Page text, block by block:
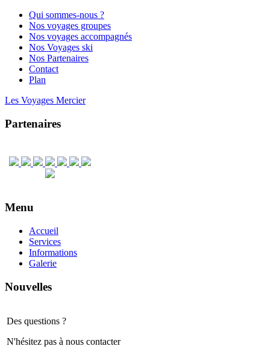
Qui sommes-nous ?
Nos voyages groupes
Nos voyages accompagnés
Nos Voyages ski
Nos Partenaires
Contact
Plan
Les Voyages Mercier
Partenaires
Menu
Accueil
Services
Informations
Galerie
Nouvelles
Des questions ?
N'hésitez pas à nous contacter